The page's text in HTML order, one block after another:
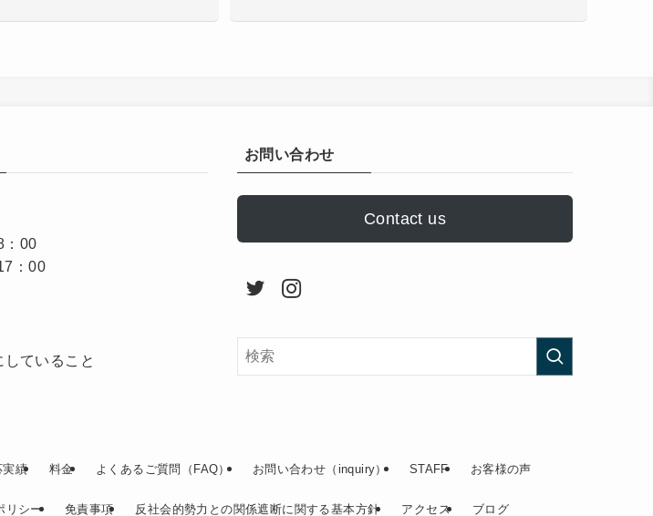
00
：00
ていること
お問い合わせ
Contact us
実績 料金 よくあるご質問（FAQ） お問い合わせ（inquiry） STAFF お客様の声
リシー 免責事項 反社会的勢力との関係遮断に関する基本方針 アクセス ブログ